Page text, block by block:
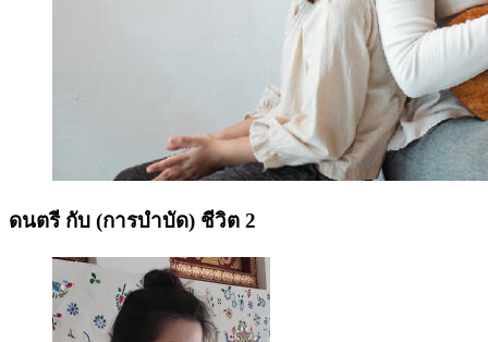
ดนตรี กับ (การบำบัด) ชีวิต 2